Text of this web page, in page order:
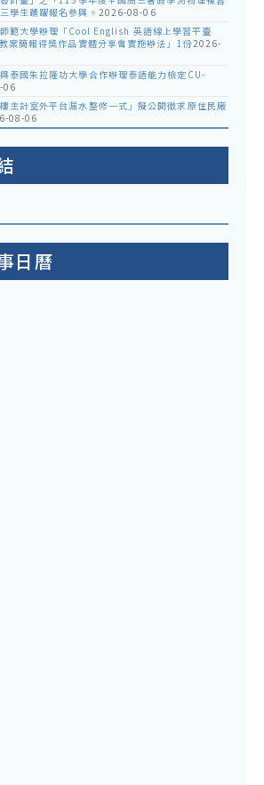
學生踴躍報名參與。 2026-08-06
範大學辦理「Cool English 英語線上學習平臺
案簡報得獎作品實體分享會實施辦法」1份2026-
泰國朱拉隆功大學合作辦理泰語能力檢定CU-
06
樓主計室外平台漏水整修一式」擬公開徵求原住民廠
08-06
日曆